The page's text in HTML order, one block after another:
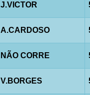
J.VICTOR
A.CARDOSO
NÃO CORRE
V.BORGES